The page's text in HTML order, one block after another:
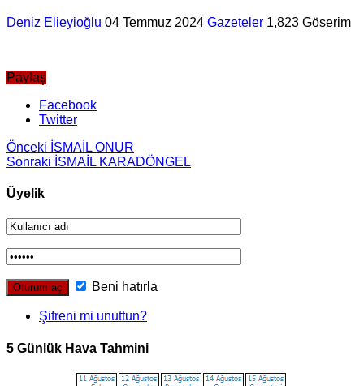
Deniz Elieyioğlu 04 Temmuz 2024 Gazeteler 1,823 Göserim
Paylaş
Facebook
Twitter
Önceki İSMAİL ONUR
Sonraki İSMAİL KARADÖNGEL
Üyelik
Beni hatırla
Şifreni mi unuttun?
5 Günlük Hava Tahmini